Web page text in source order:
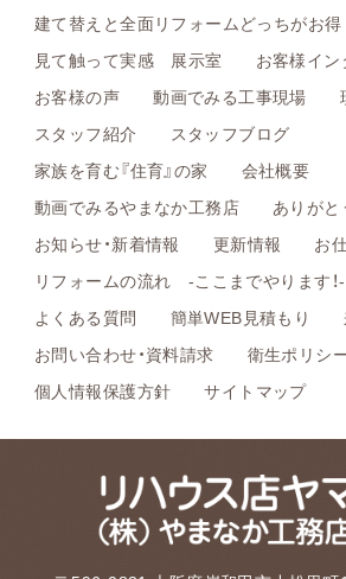
建て替えと全面リフォームどっちがお得
見て触って実感 展示室
お客様イン
お客様の声
動画でみる工事現場
スタッフ紹介
スタッフブログ
家族を育む『住育』の家
会社概要
動画でみるやまなか工務店
ありがと
お知らせ・新着情報
更新情報
お
リフォームの流れ -ここまでやります！-
よくある質問
簡単WEB見積もり
お問い合わせ・資料請求
衛生ポリシ
個人情報保護方針
サイトマップ